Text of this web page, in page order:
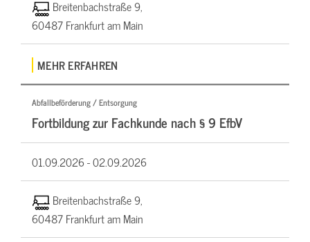
Breitenbachstraße 9,
60487 Frankfurt am Main
MEHR ERFAHREN
Abfallbeförderung / Entsorgung
Fortbildung zur Fachkunde nach § 9 EfbV
01.09.2026 -02.09.2026
Breitenbachstraße 9,
60487 Frankfurt am Main